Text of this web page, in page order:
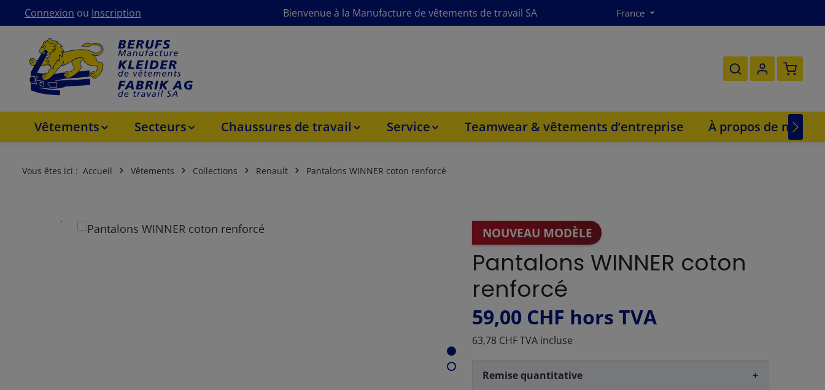
au contenu principal
Passer à la navigation principale
Connexion ou Inscription Bienvenue à la Manufacture de vêtements de travail SA France
Le
Vêtements Secteurs Chaussures de travail Service Teamwear & vêtements d’entreprise À propos de nous
Vous êtes ici : Accueil Vêtements Collections Renault Pantalons WINNER coton renforcé
Ignorer la galerie d'images NOUVEAU MODÈLE
Pantalons WINNER coton
renforcé
59,00 CHF hors TVA
63,78 CHF TVA incluse
Remise quantitative +